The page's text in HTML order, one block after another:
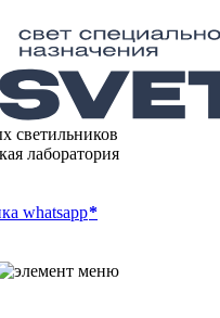
светильников
лаборатория